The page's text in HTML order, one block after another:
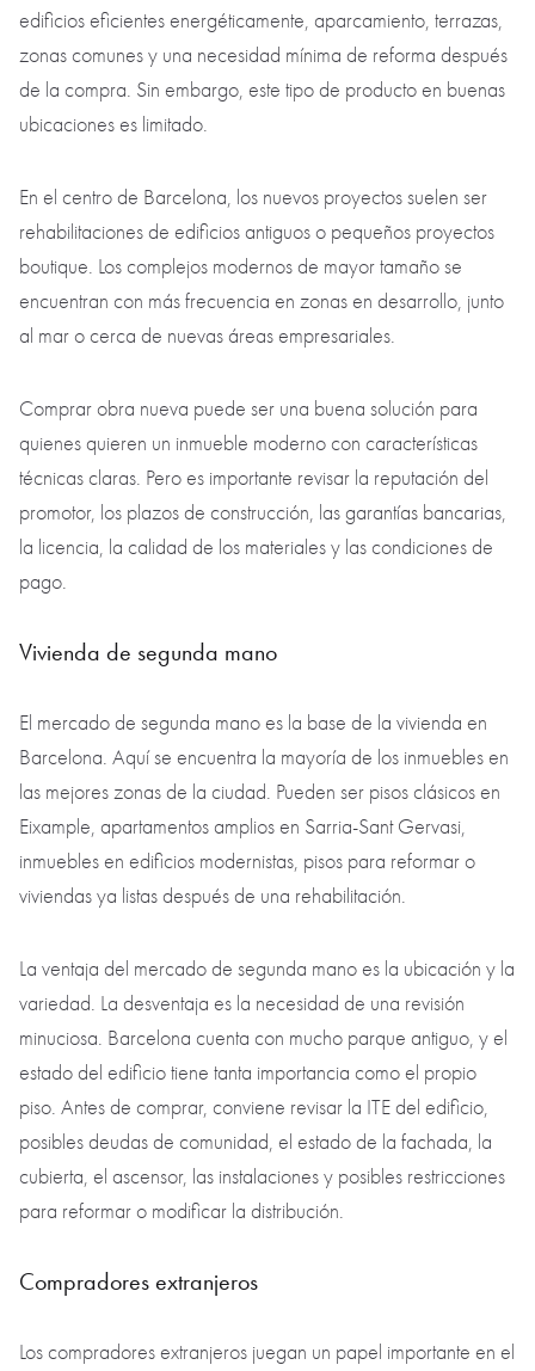
edificios eficientes energéticamente, aparcamiento, terrazas,
zonas comunes y una necesidad mínima de reforma después
de la compra. Sin embargo, este tipo de producto en buenas
ubicaciones es limitado.
En el centro de Barcelona, los nuevos proyectos suelen ser
rehabilitaciones de edificios antiguos o pequeños proyectos
boutique. Los complejos modernos de mayor tamaño se
encuentran con más frecuencia en zonas en desarrollo, junto
al mar o cerca de nuevas áreas empresariales.
Comprar obra nueva puede ser una buena solución para
quienes quieren un inmueble moderno con características
técnicas claras. Pero es importante revisar la reputación del
promotor, los plazos de construcción, las garantías bancarias,
la licencia, la calidad de los materiales y las condiciones de
pago.
Vivienda de segunda mano
El mercado de segunda mano es la base de la vivienda en
Barcelona. Aquí se encuentra la mayoría de los inmuebles en
las mejores zonas de la ciudad. Pueden ser pisos clásicos en
Eixample, apartamentos amplios en Sarria-Sant Gervasi,
inmuebles en edificios modernistas, pisos para reformar o
viviendas ya listas después de una rehabilitación.
La ventaja del mercado de segunda mano es la ubicación y la
variedad. La desventaja es la necesidad de una revisión
minuciosa. Barcelona cuenta con mucho parque antiguo, y el
estado del edificio tiene tanta importancia como el propio
piso. Antes de comprar, conviene revisar la ITE del edificio,
posibles deudas de comunidad, el estado de la fachada, la
cubierta, el ascensor, las instalaciones y posibles restricciones
para reformar o modificar la distribución.
Compradores extranjeros
Los compradores extranjeros juegan un papel importante en el